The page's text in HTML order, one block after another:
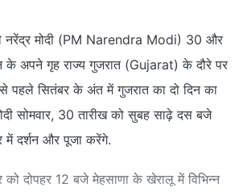
नरेंद्र मोदी (PM Narendra Modi) 30 और
के अपने गृह राज्य गुजरात (Gujarat) के दौरे पर
पहले सितंबर के अंत में गुजरात का दो दिन का
सोमवार, 30 तारीख को सुबह साढ़े दस बजे
में दर्शन और पूजा करेंगे.
को दोपहर 12 बजे मेहसाणा के खेरालू में विभिन्न